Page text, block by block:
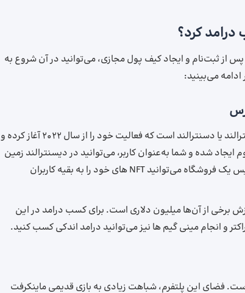
کرد؟
از ثبت‌نام و ایجاد کیف پول مجازی، می‌توانید در آن شروع به
می‌بینید:
قدیمی‌ترین پروژه متاورس جهان با شکل و شمایل امروزی، دیسنترالند یا دسنترالند است که فعالیت خود را از سال 2022 آغاز کرده و
شده و شما به‌عنوان کاربر، می‌توانید در دیسنترالند زمین
بخرید و در آن ساختمان موردنظر خود را بسازید. همچنین با تأسیس یک فروشگاه می‌توانید NFT های خود را به بقیه کاربران
برخی از آن‌ها میلیون دلاری است. برای کسب درامد در این
فضای این پلتفرم، شباهت زیادی به بازی قدیمی ماینکرفت